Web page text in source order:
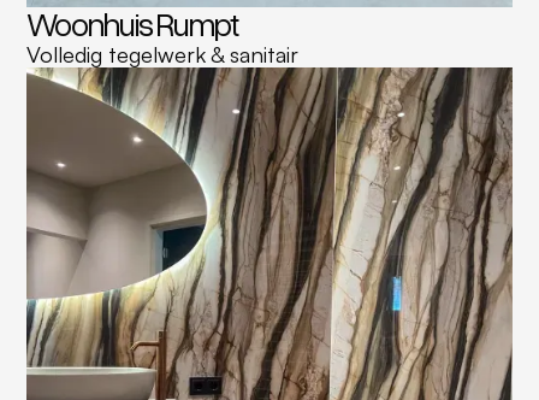
Woonhuis Rumpt
Volledig tegelwerk & sanitair